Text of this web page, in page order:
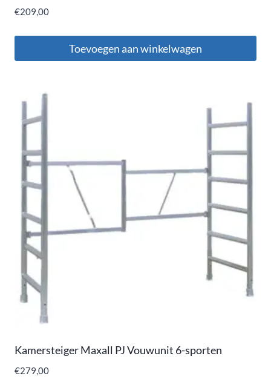
€209,00
Toevoegen aan winkelwagen
Kamersteiger Maxall PJ Vouwunit 6-sporten
€279,00